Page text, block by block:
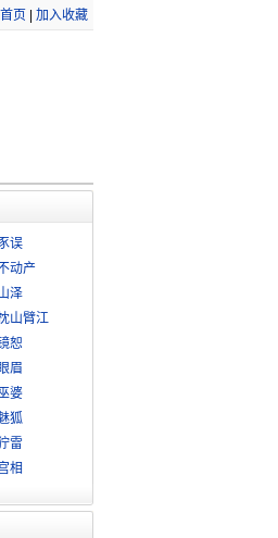
页 加入收藏
误
动产
泽
山臂江
恕
眉
婆
狐
雷
相